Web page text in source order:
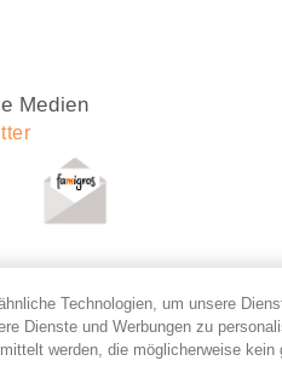
Medien
Bund
Technologien, um unsere
Dienste und Werbungen zu
werden, die möglicherweise kein